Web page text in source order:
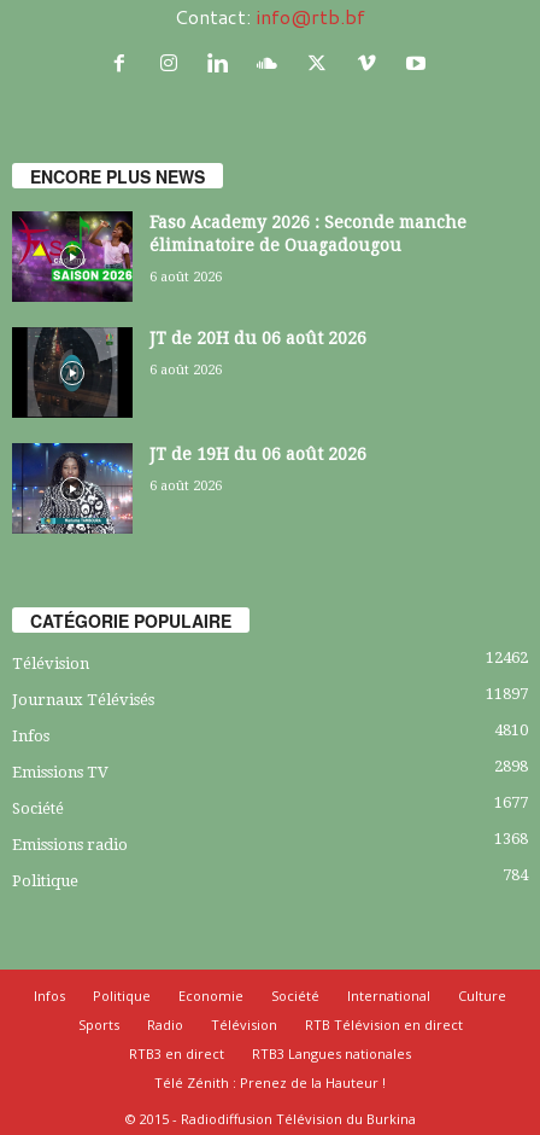
Contact: info@rtb.bf
ENCORE PLUS NEWS
Faso Academy 2026 : Seconde manche
éliminatoire de Ouagadougou
6 août 2026
JT de 20H du 06 août 2026
6 août 2026
JT de 19H du 06 août 2026
6 août 2026
CATÉGORIE POPULAIRE
Télévision 12462
Journaux Télévisés 11897
Infos 4810
Emissions TV 2898
Société 1677
Emissions radio 1368
Politique 784
Infos Politique Economie Société International
Culture
Sports
Radio Télévision
RTB Télévision en direct
RTB3 en direct
RTB3 Langues nationales
Télé Zénith : Prenez de la Hauteur !
© 2015 - Radiodiffusion Télévision du Burkina